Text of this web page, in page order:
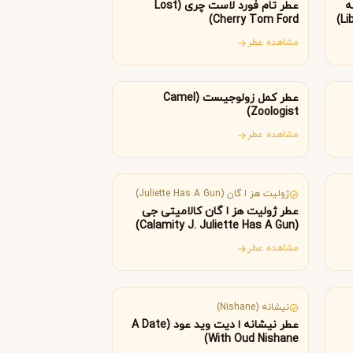
عطر تام فورد لاست چری (Lost
Cherry Tom Ford)
مشاهده عطر
کانادا
عطر کمل زولوجیست (Camel
Zoologist)
مشاهده عطر
فرانسه
ژولیت هز ا گان (Juliette Has A Gun)
عطر ژولیت هز ا گان کالامیتی جی
(Calamity J. Juliette Has A Gun)
مشاهده عطر
ترکیه
نیشانه (Nishane)
عطر نیشانه ا دیت وید عود (A Date
With Oud Nishane)